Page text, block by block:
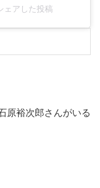
ェアした投稿
原裕次郎さんがいる